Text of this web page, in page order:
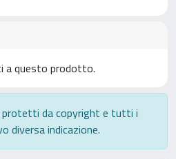
a questo prodotto.
protetti da copyright e tutti i
diversa indicazione.